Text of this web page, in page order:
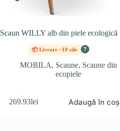
Scaun WILLY alb din piele ecologică
📦 Livrare ~10 zile ?
MOBILA, Scaune, Scaune din
ecopiele
269.93lei Adaugă în coș